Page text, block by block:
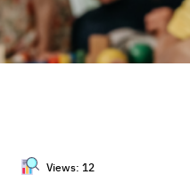
Views: 12